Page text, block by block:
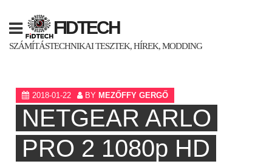
content
FIDTECH
SZÁMÍTÁSTECHNIKAI TESZTEK, HÍREK, MODDING
2018-01-22 BY MEZŐFFY GERGŐ
NETGEAR ARLO
PRO 2 1080p HD